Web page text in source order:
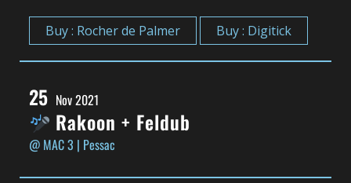
Buy : Rocher de Palmer Buy : Digitick
25 Nov 2021
Rakoon + Feldub
@ MAC 3 | Pessac